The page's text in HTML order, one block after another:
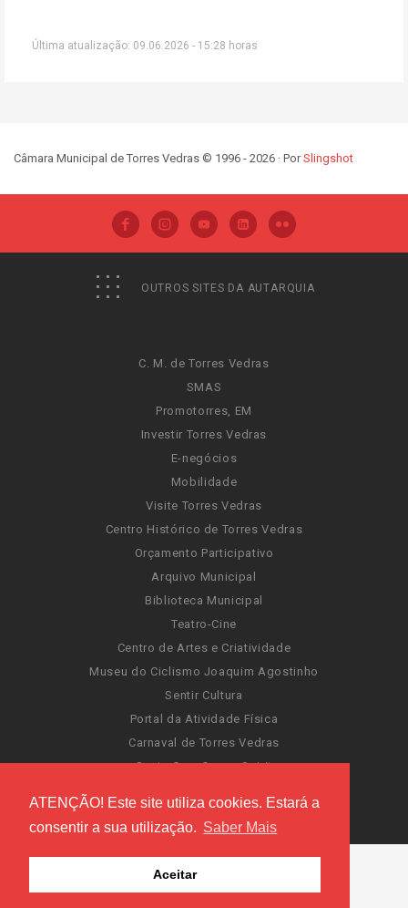
ATENÇÃO! Este site utiliza cookies. Estará a
consentir a sua utilização. Saber Mais
Aceitar
Última atualização: 09.06.2026 - 15:28 horas
Câmara Municipal de Torres Vedras © 1996 - 2026 · PorSlingshot
OUTROS SITES DA AUTARQUIA
C. M. de Torres Vedras
SMAS
Promotorres, EM
Investir Torres Vedras
E-negócios
Mobilidade
Visite Torres Vedras
Centro Histórico de Torres Vedras
Orçamento Participativo
Arquivo Municipal
Biblioteca Municipal
Teatro-Cine
Centro de Artes e Criatividade
Museu do Ciclismo Joaquim Agostinho
Sentir Cultura
Portal da Atividade Física
Carnaval de Torres Vedras
Santa Cruz Ocean Spirit